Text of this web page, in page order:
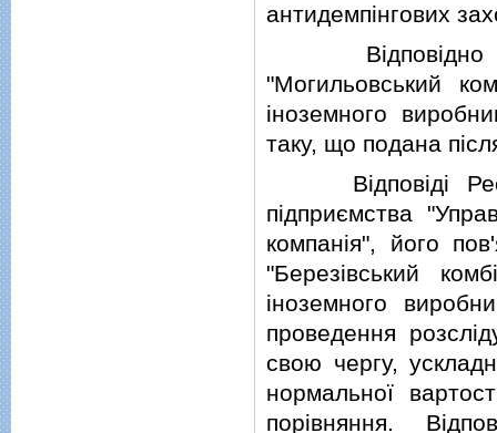
антидемпiнгових
Вiдповiдно
"Могильовський
iноземного
таку, що подана
Вiдповiдi
пiдприємства
компанiя", його
"Березiвський
iноземного
проведення
свою чергу,
нормальної
порiвняння.